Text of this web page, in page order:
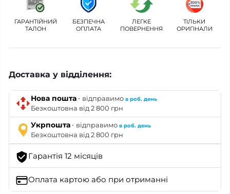
ГАРАНТІЙНИЙ
ТАЛОН
БЕЗПЕЧНА
ОПЛАТА
ЛЕГКЕ
ПОВЕРНЕННЯ
ТІЛЬКИ
ОРИГІНАЛИ
Доставка у відділення:
Нова пошта · відправимо в роб. день
Безкоштовна від 2 800 грн
Укрпошта · відправимо в роб. день
Безкоштовна від 2 800 грн
Гарантія 12 місяців
Оплата картою або при отриманні